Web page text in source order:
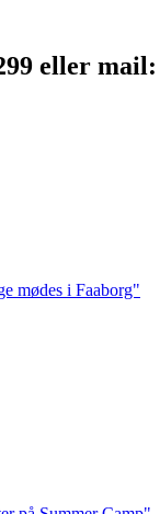
eller
mødes i Faaborg"